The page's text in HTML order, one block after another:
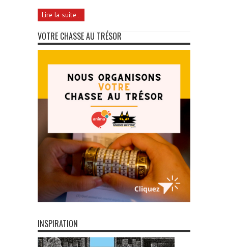
Lire la suite...
VOTRE CHASSE AU TRÉSOR
INSPIRATION